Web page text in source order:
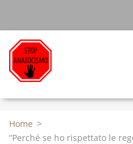
Home >
“Perché se ho rispettato le